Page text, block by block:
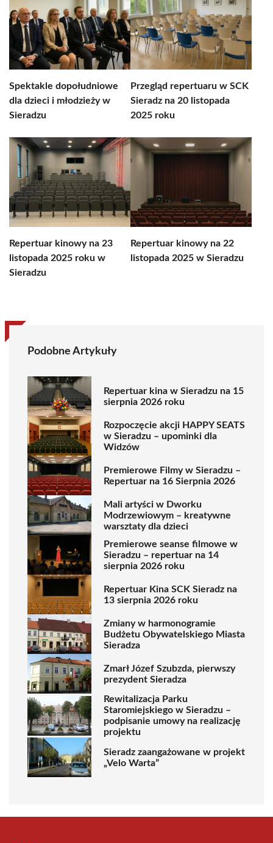
Spektakle dopołudniowe
dla dzieci i młodzieży w
Sieradzu
Przegląd repertuaru w SCK
Sieradz na 20 listopada
2025 roku
Repertuar kinowy na 23
listopada 2025 roku w
Sieradzu
Repertuar kinowy na 22
listopada 2025 w Sieradzu
Podobne Artykuły
Repertuar kina w Sieradzu na 15
sierpnia 2026 roku
Rozpoczęcie akcji HAPPY SEATS
w Sieradzu – upominki dla
Widzów
Premierowe Filmy w Sieradzu –
Repertuar na 16 Sierpnia 2026
Mali artyści w Dworku
Modrzewiowym – kreatywne
warsztaty dla dzieci
Premierowe seanse filmowe w
Sieradzu – repertuar na 14
sierpnia 2026 roku
Repertuar Kina SCK Sieradz na
13 sierpnia 2026 roku
Zmiany w harmonogramie
Budżetu Obywatelskiego Miasta
Sieradza
Zmarł Józef Szubzda, pierwszy
prezydent Sieradza
Rewitalizacja Parku
Staromiejskiego w Sieradzu –
podpisanie umowy na realizację
projektu
Sieradz zaangażowane w projekt
„Velo Warta”